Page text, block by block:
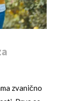
zvanično